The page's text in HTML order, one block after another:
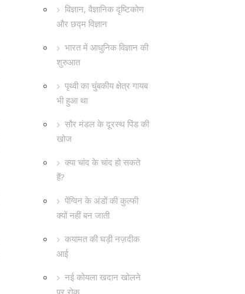
विज्ञान, वैज्ञानिक दृष्टिकोण
और छद्म विज्ञान
भारत में आधुनिक विज्ञान की
शुरुआत
पृथ्वी का चुंबकीय क्षेत्र गायब
भी हुआ था
सौर मंडल के दूरस्थ पिंड की
खोज
क्या चांद के चांद हो सकते
हैं?
पेंग्विन के अंडों की कुल्फी
क्यों नहीं बन जाती
कयामत की घड़ी नज़दीक
आई
नई कोयला खदान खोलने
पर रोक